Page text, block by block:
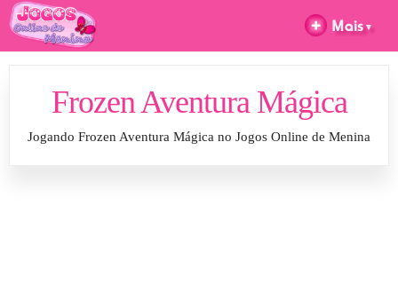
Frozen Aventura Mágica
Jogando Frozen Aventura Mágica no Jogos Online de Menina